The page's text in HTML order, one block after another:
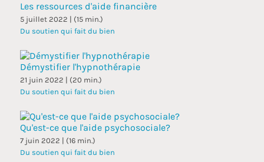
Les ressources d'aide financière
5 juillet 2022 | (15 min.)
Du soutien qui fait du bien
Démystifier l'hypnothérapie
21 juin 2022 | (20 min.)
Du soutien qui fait du bien
Qu'est-ce que l'aide psychosociale?
7 juin 2022 | (16 min.)
Du soutien qui fait du bien